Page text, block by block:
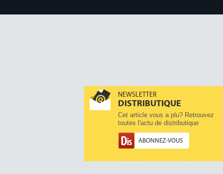
NEWSLETTER
DISTRIBUTIQUE
Cet article vous a plu? Retrouvez
toutes l'actu de distributique
ABONNEZ-VOUS